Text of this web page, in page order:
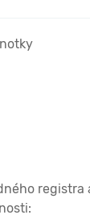
registra